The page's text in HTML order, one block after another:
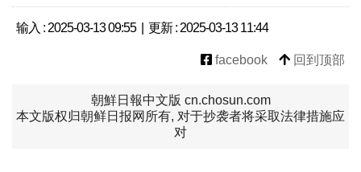
输入 : 2025-03-13 09:55 | 更新 : 2025-03-13 11:44
facebook 回到顶部
朝鮮日報中文版 cn.chosun.com
本文版权归朝鲜日报网所有, 对于抄袭者将采取法律措施应
对